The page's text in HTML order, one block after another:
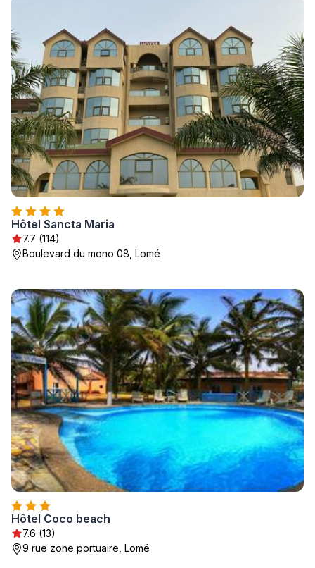
Hôtel Sancta Maria
7.7 (114)
Boulevard du mono 08, Lomé
Hôtel Coco beach
7.6 (13)
9 rue zone portuaire, Lomé